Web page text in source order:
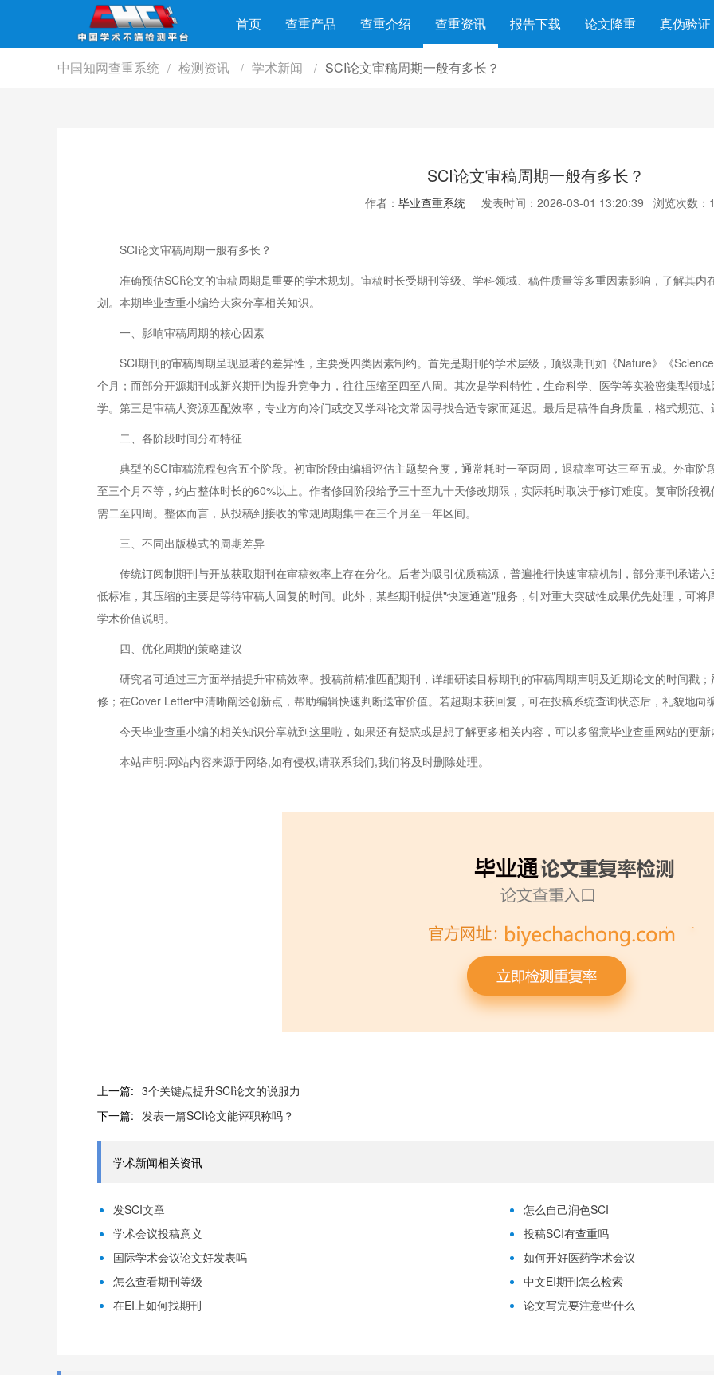
首页 查重产品 查重介绍 查重资讯 报告下载 论文降重 真伪验证
中国知网查重系统 / 检测资讯 / 学术新闻 / SCI论文审稿周期一般有多长？
SCI论文审稿周期一般有多长？
作者： 毕业查重系统 发表时间：2026-03-01 13:20:39 浏览次数：
SCI论文审稿周期一般有多长？
准确预估SCI论文的审稿周期是重要的学术规划。审稿时长受期刊等级、学科领域、稿件质量等多重因素影响，了解其
划。本期毕业查重小编给大家分享相关知识。
一、影响审稿周期的核心因素
SCI期刊的审稿周期呈现显著的差异性，主要受四类因素制约。首先是期刊的学术层级，顶级期刊如《Nature》《
个月；而部分开源期刊或新兴期刊为提升竞争力，往往压缩至四至八周。其次是学科特性，生命科学、医学等实验密集型领
学。第三是审稿人资源匹配效率，专业方向冷门或交叉学科论文常因寻找合适专家而延迟。最后是稿件自身质量，格式规范
二、各阶段时间分布特征
典型的SCI审稿流程包含五个阶段。初审阶段由编辑评估主题契合度，通常耗时一至两周，退稿率可达三至五成。外审
至三个月不等，约占整体时长的60%以上。作者修回阶段给予三十至九十天修改期限，实际耗时取决于修订难度。复审阶段
需二至四周。整体而言，从投稿到接收的常规周期集中在三个月至一年区间。
三、不同出版模式的周期差异
传统订阅制期刊与开放获取期刊在审稿效率上存在分化。后者为吸引优质稿源，普遍推行快速审稿机制，部分期刊承诺
低标准，其压缩的主要是等待审稿人回复的时间。此外，某些期刊提供"快速通道"服务，针对重大突破性成果优先处理，可
学术价值说明。
四、优化周期的策略建议
研究者可通过三方面举措提升审稿效率。投稿前精准匹配期刊，详细研读目标期刊的审稿周期声明及近期论文的时间戳
修；在Cover Letter中清晰阐述创新点，帮助编辑快速判断送审价值。若超期未获回复，可在投稿系统查询状态后，礼貌地向
今天毕业查重小编的相关知识分享就到这里啦，如果还有疑惑或是想了解更多相关内容，可以多留意毕业查重网站的更
本站声明:网站内容来源于网络,如有侵权,请联系我们,我们将及时删除处理。
上一篇: 3个关键点提升SCI论文的说服力
下一篇: 发表一篇SCI论文能评职称吗？
学术新闻相关资讯
发SCI文章
怎么自己润色SCI
学术会议投稿意义
投稿SCI有查重吗
国际学术会议论文好发表吗
如何开好医药学术会议
怎么查看期刊等级
中文EI期刊怎么检索
在EI上如何找期刊
论文写完要注意些什么